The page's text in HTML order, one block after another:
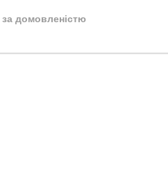
за домовленістю